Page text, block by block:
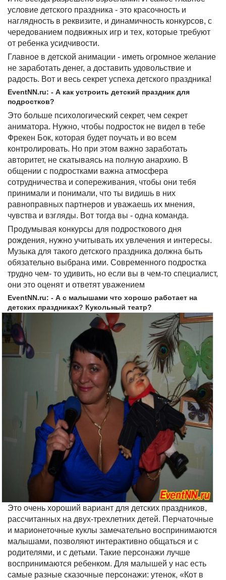
условие детского праздника - это красочность и
наглядность в реквизите, и динамичность конкурсов, с
чередованием подвижных игр и тех, которые требуют
от ребенка усидчивости.
Главное в детской анимации - иметь огромное желание
не заработать денег, а доставить удовольствие и
радость. Вот и весь секрет успеха детского праздника!
EventNN.ru: - А как устроить детский праздник для
подростков?
Это больше психологический секрет, чем секрет
аниматора. Нужно, чтобы подросток не видел в тебе
Фрекен Бок, которая будет поучать и во всем
контролировать. Но при этом важно заработать
авторитет, не скатываясь на полную анархию. В
общении с подростками важна атмосфера
сотрудничества и сопереживания, чтобы они тебя
принимали и понимали, что ты видишь в них
равноправных партнеров и уважаешь их мнения,
чувства и взгляды. Вот тогда вы - одна команда.
Продумывая конкурсы для подросткового дня
рождения, нужно учитывать их увлечения и интересы.
Музыка для такого детского праздника должна быть
обязательно выбрана ими. Современного подростка
трудно чем- то удивить, но если вы в чем-то специалист,
они это оценят и ответят уважением
EventNN.ru: - А с малышами что хорошо работает на
детских праздниках? Кукольный театр?
Это очень хороший вариант для детских праздников,
рассчитанных на двух-трехлетних детей. Перчаточные
и марионеточные куклы замечательно воспринимаются
малышами, позволяют интерактивно общаться и с
родителями, и с детьми. Такие персонажи лучше
воспринимаются ребенком. Для малышей у нас есть
самые разные сказочные персонажи: утенок, «Кот в